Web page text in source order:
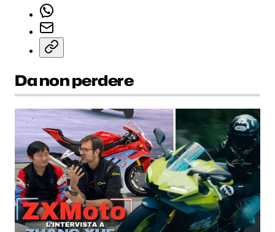
Da non perdere